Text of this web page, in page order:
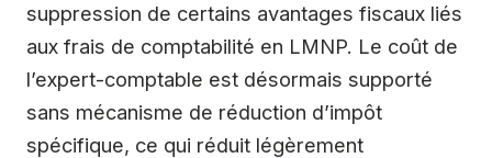
suppression de certains avantages fiscaux liés
aux frais de comptabilité en LMNP. Le coût de
l’expert-comptable est désormais supporté
sans mécanisme de réduction d’impôt
spécifique, ce qui réduit légèrement